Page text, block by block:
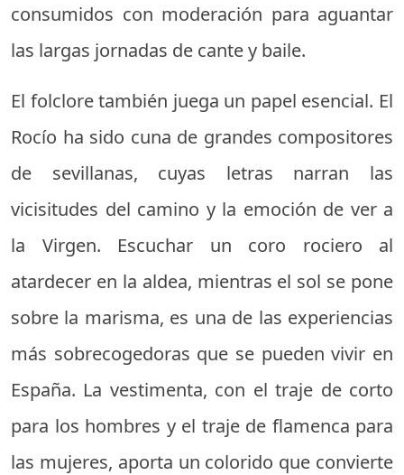
consumidos con moderación para aguantar
las largas jornadas de cante y baile.
El folclore también juega un papel esencial. El
Rocío ha sido cuna de grandes compositores
de sevillanas, cuyas letras narran las
vicisitudes del camino y la emoción de ver a
la Virgen. Escuchar un coro rociero al
atardecer en la aldea, mientras el sol se pone
sobre la marisma, es una de las experiencias
más sobrecogedoras que se pueden vivir en
España. La vestimenta, con el traje de corto
para los hombres y el traje de flamenca para
las mujeres, aporta un colorido que convierte